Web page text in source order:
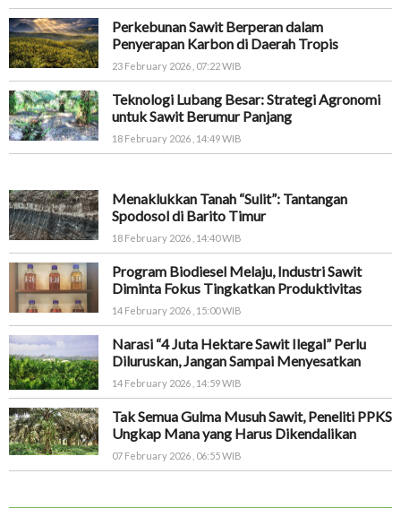
Perkebunan Sawit Berperan dalam
Penyerapan Karbon di Daerah Tropis
23 February 2026 , 07:22 WIB
Teknologi Lubang Besar: Strategi Agronomi
untuk Sawit Berumur Panjang
18 February 2026 , 14:49 WIB
Menaklukkan Tanah “Sulit”: Tantangan
Spodosol di Barito Timur
18 February 2026 , 14:40 WIB
Program Biodiesel Melaju, Industri Sawit
Diminta Fokus Tingkatkan Produktivitas
14 February 2026 , 15:00 WIB
Narasi “4 Juta Hektare Sawit Ilegal” Perlu
Diluruskan, Jangan Sampai Menyesatkan
14 February 2026 , 14:59 WIB
Tak Semua Gulma Musuh Sawit, Peneliti PPKS
Ungkap Mana yang Harus Dikendalikan
07 February 2026 , 06:55 WIB